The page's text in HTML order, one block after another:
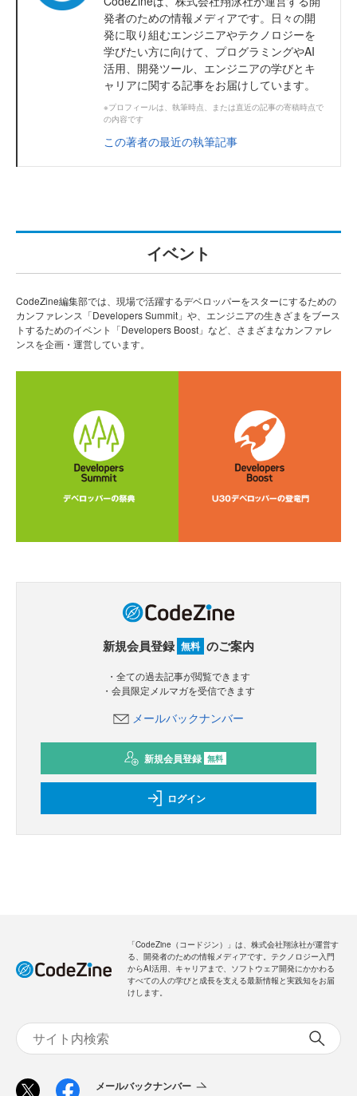
発者のための情報メディアです。日々の開
発に取り組むエンジニアやテクノロジーを
学びたい方に向けて、プログラミングやAI
活用、開発ツール、エンジニアの学びとキ
ャリアに関する記事をお届けしています。
※プロフィールは、執筆時点、または直近の記事の寄稿時点で
の内容です
この著者の最近の執筆記事
イベント
CodeZine編集部では、現場で活躍するデベロッパーをスターにするための
カンファレンス「Developers Summit」や、エンジニアの生きざまをブース
トするためのイベント「Developers Boost」など、さまざまなカンファレ
ンスを企画・運営しています。
新規会員登録 無料 のご案内
・全ての過去記事が閲覧できます
・会員限定メルマガを受信できます
メールバックナンバー
新規会員登録 無料
ログイン
「CodeZine（コードジン）」は、株式会社翔泳社が運営す
る、開発者のための情報メディアです。テクノロジー入門
からAI活用、キャリアまで、ソフトウェア開発にかかわる
すべての人の学びと成長を支える最新情報と実践知をお届
けします。
メールバックナンバー